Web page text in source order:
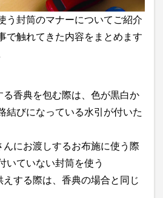
う封筒のマナーについてご紹介
で触れてきた内容をまとめます
る香典を包む際は、色が黒白か
結びになっている水引が付いた
んにお渡しするお布施に使う際
いていない封筒を使う
えする際は、香典の場合と同じ